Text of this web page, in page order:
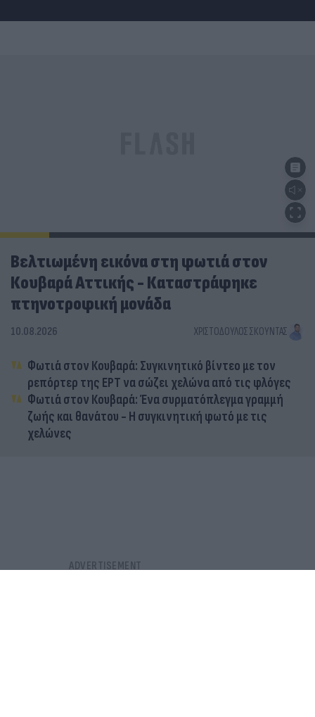
Βελτιωμένη εικόνα στη φωτιά στον
Κουβαρά Αττικής - Καταστράφηκε
πτηνοτροφική μονάδα
10.08.2026 ΧΡΙΣΤΌΔΟΥΛΟΣ ΣΚΟΎΝΤΑΣ
Φωτιά στον Κουβαρά: Συγκινητικό βίντεο με τον
ρεπόρτερ της ΕΡΤ να σώζει χελώνα από τις φλόγες
Φωτιά στον Κουβαρά: Ένα συρματόπλεγμα γραμμή
ζωής και θανάτου - Η συγκινητική φωτό με τις
χελώνες